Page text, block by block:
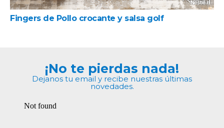
Fingers de Pollo crocante y salsa golf
¡No te pierdas nada!
Dejanos tu email y recibe nuestras últimas
novedades.